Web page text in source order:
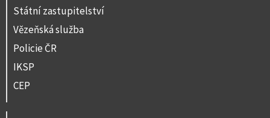
Státní zastupitelství
Vězeňská služba
Policie ČR
IKSP
CEP